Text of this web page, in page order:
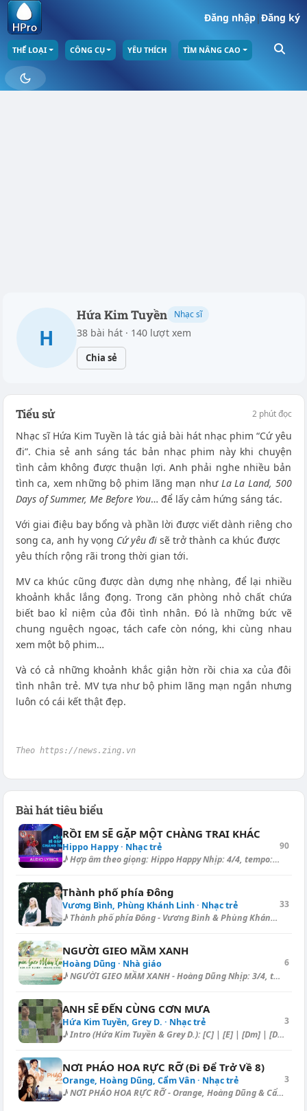
Đăng nhập|Đăng ký
THỂ LOẠI CÔNG CỤ YÊU THÍCH TÌM NÂNG CAO
H
Hứa Kim Tuyền Nhạc sĩ
38 bài hát · 140 lượt xem
Chia sẻ
Tiểu sử 2 phút đọc
Nhạc sĩ Hứa Kim Tuyền là tác giả bài hát nhạc phim “Cứ yêu
đi”. Chia sẻ anh sáng tác bản nhạc phim này khi chuyện
tình cảm không được thuận lợi. Anh phải nghe nhiều bản
tình ca, xem những bộ phim lãng mạn nhưLa La Land, 500
Days of Summer, Me Before You… để lấy cảm hứng sáng tác.
Với giai điệu bay bổng và phần lời được viết dành riêng cho
song ca, anh hy vọng Cứ yêu đi sẽ trở thành ca khúc được
yêu thích rộng rãi trong thời gian tới.
MV ca khúc cũng được dàn dựng nhẹ nhàng, để lại nhiều
khoảnh khắc lắng đọng. Trong căn phòng nhỏ chất chứa
biết bao kỉ niệm của đôi tình nhân. Đó là những bức vẽ
chung nguệch ngoạc, tách cafe còn nóng, khi cùng nhau
xem một bộ phim…
Và có cả những khoảnh khắc giận hờn rồi chia xa của đôi
tình nhân trẻ. MV tựa như bộ phim lãng mạn ngắn nhưng
luôn có cái kết thật đẹp.
Theo https://news.zing.vn
Bài hát tiêu biểu
RỒI EM SẼ GẶP MỘT CHÀNG TRAI KHÁC
Hippo Happy · Nhạc trẻ
♪ Hợp âm theo giọng: Hippo Happy Nhịp: 4/4, tempo: 127, Capo I., điệu: B...
90
Thành phố phía Đông
Vương Bình, Phùng Khánh Linh · Nhạc trẻ
♪ Thành phố phía Đông - Vương Bình & Phùng Khánh Linh Key (original)...
33
NGƯỜI GIEO MẦM XANH
Hoàng Dũng · Nhà giáo
♪ NGƯỜI GIEO MẦM XANH - Hoàng Dũng Nhịp: 3/4, tempo: 64, điệu: Ballad ==...
6
ANH SẼ ĐẾN CÙNG CƠN MƯA
Hứa Kim Tuyền, Grey D. · Nhạc trẻ
♪ Intro (Hứa Kim Tuyền & Grey D.): [C] | [E] | [Dm] | [Dm] | [Gm] |...
3
NƠI PHÁO HOA RỰC RỠ (Đi Để Trở Về 8)
Orange, Hoàng Dũng, Cẩm Vân · Nhạc trẻ
♪ NƠI PHÁO HOA RỰC RỠ - Orange, Hoàng Dũng & Cẩm Vân Nhịp: 4/4, temp...
3